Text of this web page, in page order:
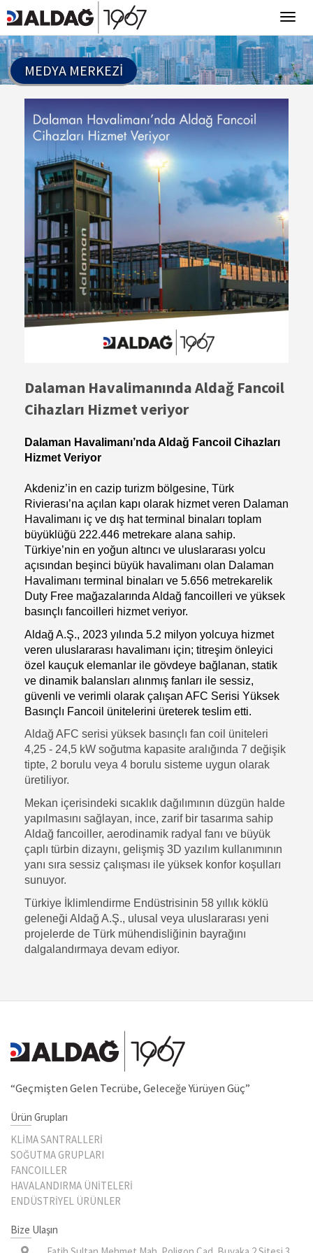
MEDYA MERKEZI
Dalaman Havalimanında Aldağ Fancoil
Cihazları Hizmet veriyor
Dalaman Havalimanı’nda Aldağ Fancoil Cihazları
Hizmet Veriyor
Akdeniz’in en cazip turizm bölgesine, Türk
Rivierası’na açılan kapı olarak hizmet veren Dalaman
Havalimanı iç ve dış hat terminal binaları toplam
büyüklüğü 222.446 metrekare alana sahip.
Türkiye’nin en yoğun altıncı ve uluslararası yolcu
açısından beşinci büyük havalimanı olan Dalaman
Havalimanı terminal binaları ve 5.656 metrekarelik
Duty Free mağazalarında Aldağ fancoilleri ve yüksek
basınçlı fancoilleri hizmet veriyor.
Aldağ A.Ş., 2023 yılında 5.2 milyon yolcuya hizmet
veren uluslararası havalimanı için; titreşim önleyici
özel kauçuk elemanlar ile gövdeye bağlanan, statik
ve dinamik balansları alınmış fanları ile sessiz,
güvenli ve verimli olarak çalışan AFC Serisi Yüksek
Basınçlı Fancoil ünitelerini üreterek teslim etti.
Aldağ AFC serisi yüksek basınçlı fan coil üniteleri
4,25 - 24,5 kW soğutma kapasite aralığında 7 değişik
tipte, 2 borulu veya 4 borulu sisteme uygun olarak
üretiliyor.
Mekan içerisindeki sıcaklık dağılımının düzgün halde
yapılmasını sağlayan, ince, zarif bir tasarıma sahip
Aldağ fancoiller, aerodinamik radyal fanı ve büyük
çaplı türbin dizaynı, gelişmiş 3D yazılım kullanımının
yanı sıra sessiz çalışması ile yüksek konfor koşulları
sunuyor.
Türkiye İklimlendirme Endüstrisinin 58 yıllık köklü
geleneği Aldağ A.Ş., ulusal veya uluslararası yeni
projelerde de Türk mühendisliğinin bayrağını
dalgalandırmaya devam ediyor.
“Geçmişten Gelen Tecrübe, Geleceğe Yürüyen Güç”
Ürün Grupları
KLİMA SANTRALLERİ
SOĞUTMA GRUPLARI
FANCOILLER
HAVALANDIRMA ÜNİTELERİ
ENDÜSTRİYEL ÜRÜNLER
Bize Ulaşın